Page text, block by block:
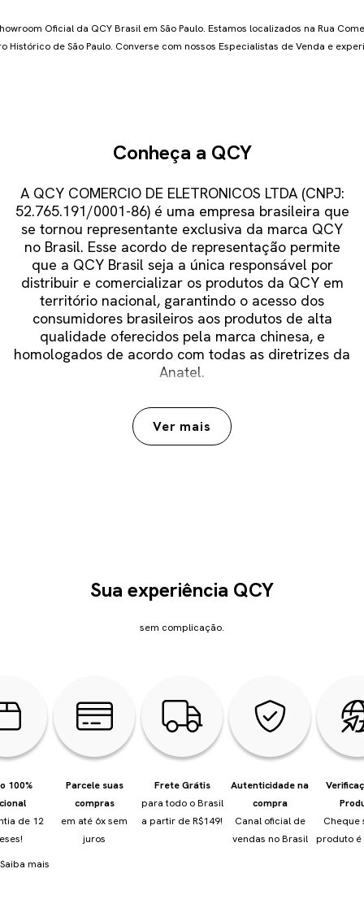
Oficial da QCY Brasil em São Paulo. Estamos localizados na Rua
Histórico de São Paulo. Converse com nossos Especialistas de Venda e
Conheça a QCY
A QCY COMERCIO DE ELETRONICOS LTDA (CNPJ:
52.765.191/0001-86) é uma empresa brasileira que
se tornou representante exclusiva da marca QCY
no Brasil. Esse acordo de representação permite
que a QCY Brasil seja a única responsável por
distribuir e comercializar os produtos da QCY em
território nacional, garantindo o acesso dos
consumidores brasileiros aos produtos de alta
qualidade oferecidos pela marca chinesa, e
homologados de acordo com todas as diretrizes da
Anatel.
Sua experiência QCY
sem complicação.
100%
de 12
Parcele suas
compras
em até 6x sem
juros
Frete Grátis
para todo o Brasil
a partir de R$149!
Autenticidade na
compra
Canal oficial de
vendas no Brasil
Cheque
produto é
Saiba mais